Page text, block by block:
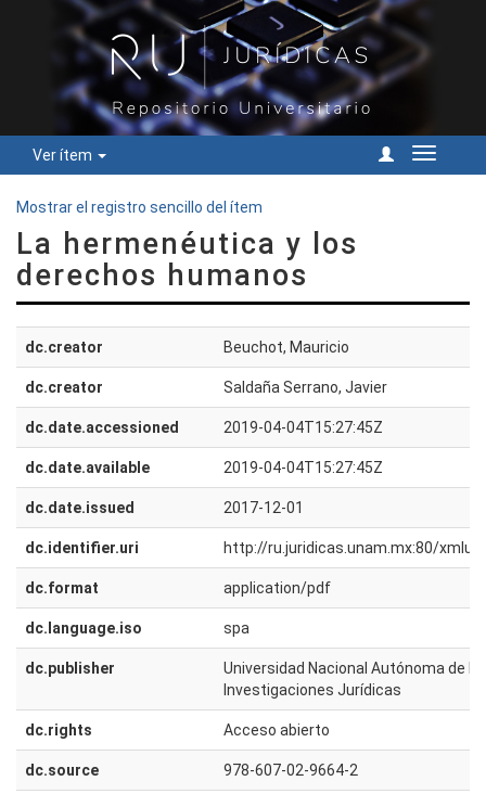
Ver ítem
Cambiar
Mostrar el registro sencillo del ítem
La hermenéutica y los
derechos humanos
dc.creator Beuchot, Mauricio
dc.creator Saldaña Serrano, Javier
dc.date.accessioned 2019-04-04T15:27:45Z
dc.date.available 2019-04-04T15:27:45Z
dc.date.issued 2017-12-01
dc.identifier.uri http://ru.juridicas.unam.mx:80/
dc.format application/pdf
dc.language.iso spa
dc.publisher
Universidad Nacional Autónoma de
Investigaciones Jurídicas
dc.rights Acceso abierto
dc.source 978-607-02-9664-2